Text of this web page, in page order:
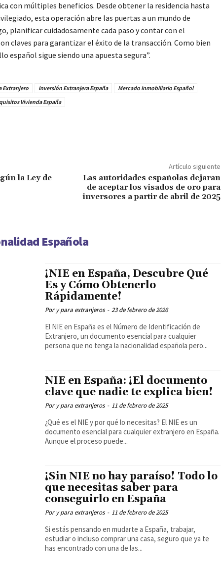
con múltiples beneficios. Desde obtener la residencia hasta
esta operación abre las puertas a un mundo de
planificar cuidadosamente cada paso y contar con el
claves para garantizar el éxito de la transacción. Como bien
español sigue siendo una apuesta segura”.
Extranjero Inversión Extranjera España
Mercado Inmobiliario Español
Vivienda España
la Ley de
Artículo siguiente
Las autoridades españolas dejaran
de aceptar los visados de oro para
inversores a partir de abril de 2025
Española
¡NIE en España, Descubre Qué
Es y Cómo Obtenerlo
Rápidamente!
Por y para extranjeros - 23 de febrero de 2026
El NIE en España es el Número de Identificación de
Extranjero, un documento esencial para cualquier
persona que no tenga la nacionalidad española pero...
NIE en España: ¡El documento
clave que nadie te explica bien!
Por y para extranjeros - 11 de febrero de 2025
¿Qué es el NIE y por qué lo necesitas? El NIE es un
documento esencial para cualquier extranjero en España.
Aunque el proceso puede...
¡Sin NIE no hay paraíso! Todo lo
que necesitas saber para
conseguirlo en España
Por y para extranjeros - 11 de febrero de 2025
Si estás pensando en mudarte a España, trabajar,
estudiar o incluso comprar una casa, seguro que ya te
has encontrado con una de las...